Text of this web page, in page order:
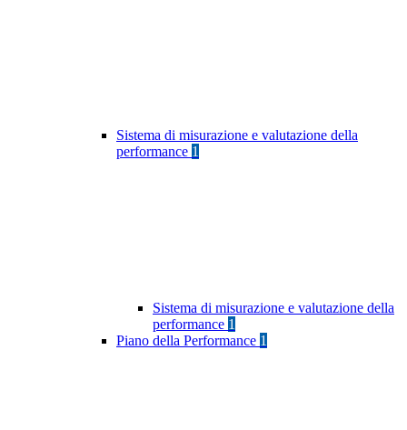
Sistema di misurazione e valutazione della
performance 1
Sistema di misurazione e valutazione della
performance 1
Piano della Performance 1